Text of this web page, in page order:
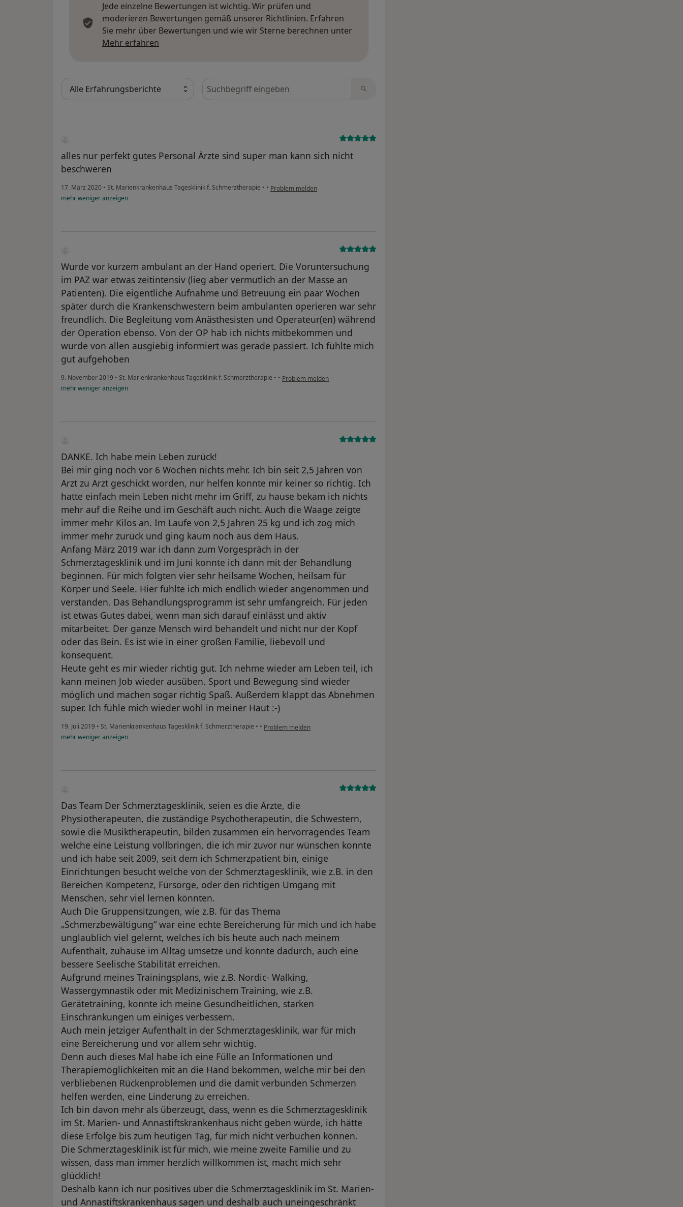
Jede einzelne Bewertungen ist wichtig. Wir prüfen und
moderieren Bewertungen gemäß unserer Richtlinien. Erfahren
Sie mehr über Bewertungen und wie wir Sterne berechnen unter
Mehr erfahren
Bewertungen durchsuchen
alles nur perfekt gutes Personal Ärzte sind super man kann sich nicht
beschweren
17. März 2020 • St. Marienkrankenhaus Tagesklinik f. Schmerztherapie • • Problem melden
mehrwenigeranzeigen
Wurde vor kurzem ambulant an der Hand operiert. Die Voruntersuchung
im PAZ war etwas zeitintensiv (lieg aber vermutlich an der Masse an
Patienten). Die eigentliche Aufnahme und Betreuung ein paar Wochen
später durch die Krankenschwestern beim ambulanten operieren war sehr
freundlich. Die Begleitung vom Anästhesisten und Operateur(en) während
der Operation ebenso. Von der OP hab ich nichts mitbekommen und
wurde von allen ausgiebig informiert was gerade passiert. Ich fühlte mich
gut aufgehoben
9. November 2019 • St. Marienkrankenhaus Tagesklinik f. Schmerztherapie • • Problem melden
mehrwenigeranzeigen
DANKE. Ich habe mein Leben zurück!
Bei mir ging noch vor 6 Wochen nichts mehr. Ich bin seit 2,5 Jahren von
Arzt zu Arzt geschickt worden, nur helfen konnte mir keiner so richtig. Ich
hatte einfach mein Leben nicht mehr im Griff, zu hause bekam ich nichts
mehr auf die Reihe und im Geschäft auch nicht. Auch die Waage zeigte
immer mehr Kilos an. Im Laufe von 2,5 Jahren 25 kg und ich zog mich
immer mehr zurück und ging kaum noch aus dem Haus.
Anfang März 2019 war ich dann zum Vorgespräch in der
Schmerztagesklinik und im Juni konnte ich dann mit der Behandlung
beginnen. Für mich folgten vier sehr heilsame Wochen, heilsam für
Körper und Seele. Hier fühlte ich mich endlich wieder angenommen und
verstanden. Das Behandlungsprogramm ist sehr umfangreich. Für jeden
ist etwas Gutes dabei, wenn man sich darauf einlässt und aktiv
mitarbeitet. Der ganze Mensch wird behandelt und nicht nur der Kopf
oder das Bein. Es ist wie in einer großen Familie, liebevoll und
konsequent.
Heute geht es mir wieder richtig gut. Ich nehme wieder am Leben teil, ich
kann meinen Job wieder ausüben. Sport und Bewegung sind wieder
möglich und machen sogar richtig Spaß. Außerdem klappt das Abnehmen
super. Ich fühle mich wieder wohl in meiner Haut :-)
19. Juli 2019 • St. Marienkrankenhaus Tagesklinik f. Schmerztherapie • • Problem melden
mehrwenigeranzeigen
Das Team Der Schmerztagesklinik, seien es die Ärzte, die
Physiotherapeuten, die zuständige Psychotherapeutin, die Schwestern,
sowie die Musiktherapeutin, bilden zusammen ein hervorragendes Team
welche eine Leistung vollbringen, die ich mir zuvor nur wünschen konnte
und ich habe seit 2009, seit dem ich Schmerzpatient bin, einige
Einrichtungen besucht welche von der Schmerztagesklinik, wie z.B. in den
Bereichen Kompetenz, Fürsorge, oder den richtigen Umgang mit
Menschen, sehr viel lernen könnten.
Auch Die Gruppensitzungen, wie z.B. für das Thema
„Schmerzbewältigung“ war eine echte Bereicherung für mich und ich habe
unglaublich viel gelernt, welches ich bis heute auch nach meinem
Aufenthalt, zuhause im Alltag umsetze und konnte dadurch, auch eine
bessere Seelische Stabilität erreichen.
Aufgrund meines Trainingsplans, wie z.B. Nordic- Walking,
Wassergymnastik oder mit Medizinischem Training, wie z.B.
Gerätetraining, konnte ich meine Gesundheitlichen, starken
Einschränkungen um einiges verbessern.
Auch mein jetziger Aufenthalt in der Schmerztagesklinik, war für mich
eine Bereicherung und vor allem sehr wichtig.
Denn auch dieses Mal habe ich eine Fülle an Informationen und
Therapiemöglichkeiten mit an die Hand bekommen, welche mir bei den
verbliebenen Rückenproblemen und die damit verbunden Schmerzen
helfen werden, eine Linderung zu erreichen.
Ich bin davon mehr als überzeugt, dass, wenn es die Schmerztagesklinik
im St. Marien- und Annastiftskrankenhaus nicht geben würde, ich hätte
diese Erfolge bis zum heutigen Tag, für mich nicht verbuchen können.
Die Schmerztagesklinik ist für mich, wie meine zweite Familie und zu
wissen, dass man immer herzlich willkommen ist, macht mich sehr
glücklich!
Deshalb kann ich nur positives über die Schmerztagesklinik im St. Marien-
und Annastiftskrankenhaus sagen und deshalb auch uneingeschränkt